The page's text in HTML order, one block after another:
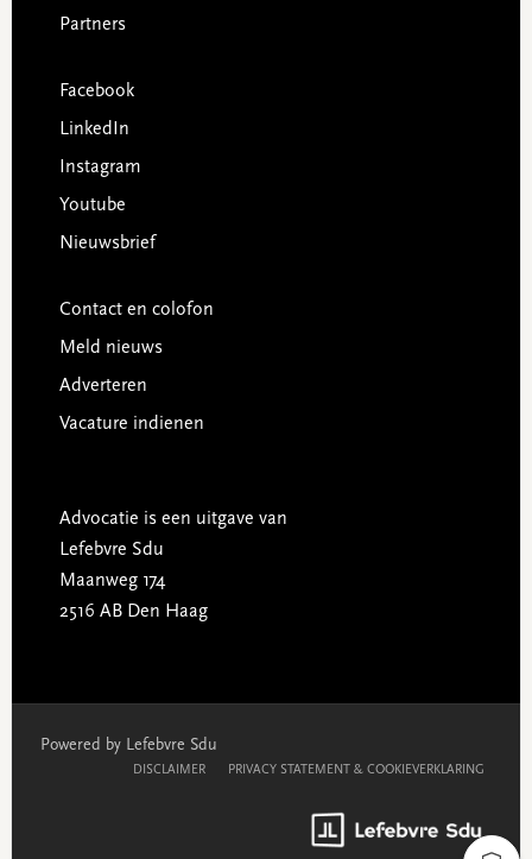
Partners
Facebook
LinkedIn
Instagram
Youtube
Nieuwsbrief
Contact en colofon
Meld nieuws
Adverteren
Vacature indienen
Advocatie is een uitgave van
Lefebvre Sdu
Maanweg 174
2516 AB Den Haag
Powered by Lefebvre Sdu
DISCLAIMER PRIVACY STATEMENT & COOKIEVERKLARING